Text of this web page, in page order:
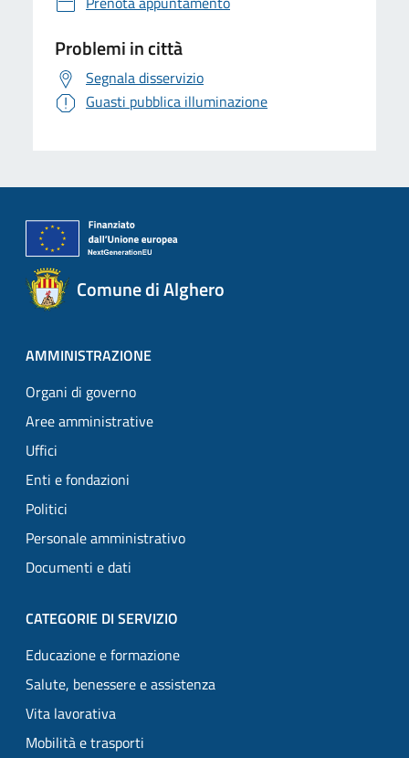
Problemi in città
Segnala disservizio
Guasti pubblica illuminazione
Comune di Alghero
AMMINISTRAZIONE
Organi di governo
Aree amministrative
Uffici
Enti e fondazioni
Politici
Personale amministrativo
Documenti e dati
CATEGORIE DI SERVIZIO
Educazione e formazione
Salute, benessere e assistenza
Vita lavorativa
Mobilità e trasporti